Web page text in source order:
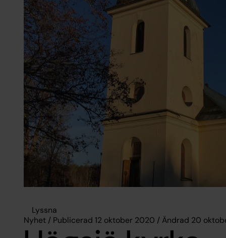
Lyssna
Nyhet / Publicerad 12 oktober 2020 / Ändrad 20